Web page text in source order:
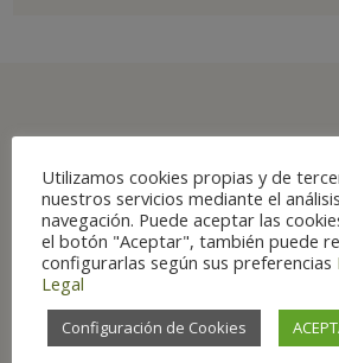
Principaux
Aragon
ITINÉRAIRES
Utilizamos cookies propias y de
nuestros servicios mediante el
navegación. Puede aceptar las
el botón "Aceptar", también puede
configurarlas según sus preferencias
Legal
Configuración de Cookies